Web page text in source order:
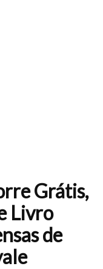
Grátis,
Livro
de